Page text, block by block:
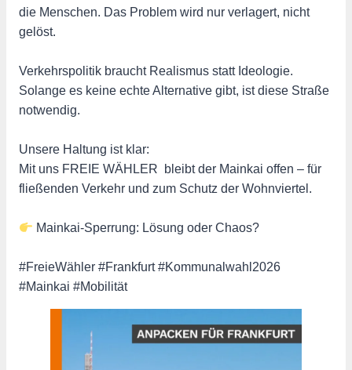
die Menschen. Das Problem wird nur verlagert, nicht
gelöst.
Verkehrspolitik braucht Realismus statt Ideologie.
Solange es keine echte Alternative gibt, ist diese Straße
notwendig.
Unsere Haltung ist klar:
Mit uns FREIE WÄHLER bleibt der Mainkai offen – für
fließenden Verkehr und zum Schutz der Wohnviertel.
Mainkai-Sperrung: Lösung oder Chaos?
#FreieWähler #Frankfurt #Kommunalwahl2026
#Mainkai #Mobilität